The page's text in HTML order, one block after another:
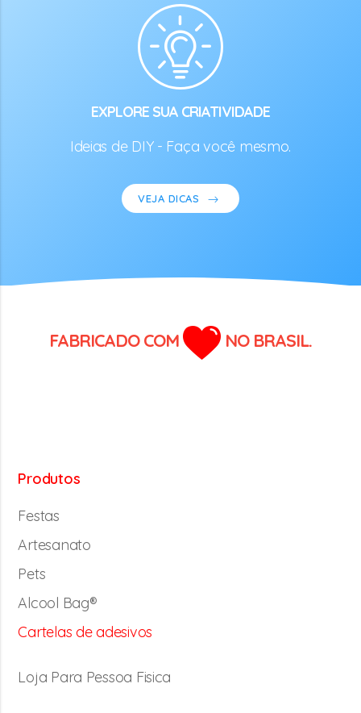
EXPLORE SUA CRIATIVIDADE
Ideias de DIY - Faça você mesmo.
VEJA DICAS
FABRICADO COM NO BRASIL.
Produtos
Festas
Artesanato
Pets
Alcool Bag®
Cartelas de adesivos
Loja Para Pessoa Fisica